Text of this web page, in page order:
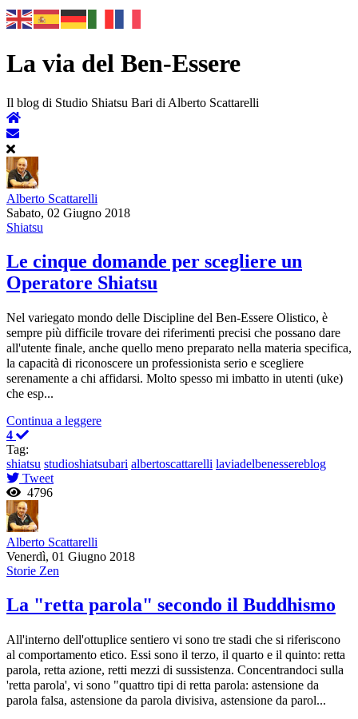
La via del Ben-Essere
Il blog di Studio Shiatsu Bari di Alberto Scattarelli
Alberto Scattarelli
Sabato, 02 Giugno 2018
Shiatsu
Le cinque domande per scegliere un
Operatore Shiatsu
Nel variegato mondo delle Discipline del Ben-Essere Olistico, è
sempre più difficile trovare dei riferimenti precisi che possano dare
all'utente finale, anche quello meno preparato nella materia specifica,
la capacità di riconoscere un professionista serio e scegliere
serenamente a chi affidarsi. Molto spesso mi imbatto in utenti (uke)
che esp...
Continua a leggere
4
Tag:
shiatsu studioshiatsubari albertoscattarelli laviadelbenessereblog
Tweet
4796
Alberto Scattarelli
Venerdì, 01 Giugno 2018
Storie Zen
La "retta parola" secondo il Buddhismo
All'interno dell'ottuplice sentiero vi sono tre stadi che si riferiscono
al comportamento etico. Essi sono il terzo, il quarto e il quinto: retta
parola, retta azione, retti mezzi di sussistenza. Concentrandoci sulla
'retta parola', vi sono "quattro tipi di retta parola: astensione da
parola falsa, astensione da parola divisiva, astensione da parol...